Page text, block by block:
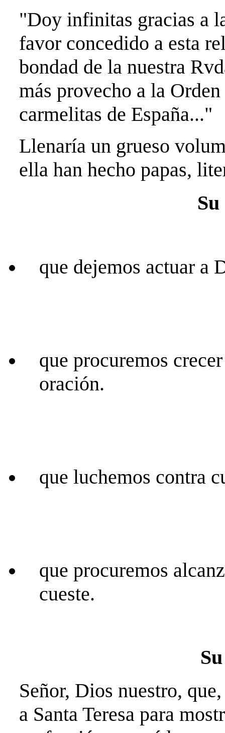
"Doy infinitas gracias a
favor concedido a esta
bondad de la nuestra
más provecho a la
carmelitas de España..."
Llenaría un grueso
ella han hecho papas,
que dejemos actuar a
que procuremos
oración.
que luchemos contra
que procuremos
cueste.
Señor, Dios nuestro,
a Santa Teresa para